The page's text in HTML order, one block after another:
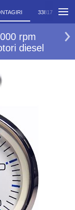
33817
rpm
diesel